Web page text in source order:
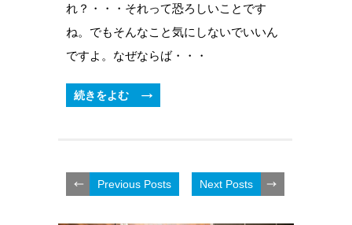
れ？・・・それって恐ろしいことです
ね。でもそんなこと気にしないでいいん
ですよ。なぜならば・・・
続きをよむ
Previous Posts Next Posts